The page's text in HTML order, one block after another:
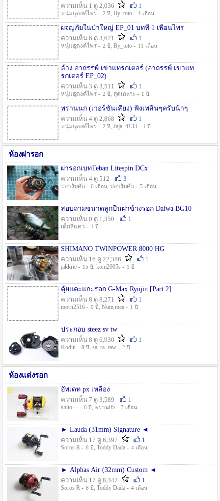
ความเห็น 1 ดู 2,036
1
หนุ่มธุดงค์ไพร - 2 ปี , By_toto - 4 เดือน
ผจญภัยในป่าใหญ่ EP_01 บทที่ 1 เพื่อนไพร
ความเห็น 6 ดู 3,671
1
หนุ่มธุดงค์ไพร - 2 ปี , By_toto - 11 เดือน
ล้าง อาถรรพ์ เขาแทรกเตอร์ (อาถรรพ์ เขาแท
รกเตอร์ EP_02)
ความเห็น 3 ดู 3,511
1
หนุ่มธุดงค์ไพร - 2 ปี , สุดเกะกะ - 1 ปี
พรานนก (เวอร์ชั่นเสียง) ฟังเพลินๆครับน้าๆ
ความเห็น 4 ดู 2,868
1
หนุ่มธุดงค์ไพร - 2 ปี , Jaja_4133 - 1 ปี
ห้องผ่ารอก
ผ่ารอกเบทTeban Litespin DCx
ความเห็น 4 ดู 512
3
ปลางับคับ - 6 เดือน, ปลางับคับ - 5 เดือน
สอบถามขนาดลูกปืนฝาข้างรอก Daiwa BG10
ความเห็น 0 ดู 1,350
1
เด็กสี่แคว - 1 ปี
SHIMANO TWINPOWER 8000 HG
ความเห็น 16 ดู 22,386
1
jakkrie - 15 ปี , kom2005s - 1 ปี
คุ้ยแคะแกะรอก G-Max Ryujin [Part.2]
ความเห็น 8 ดู 8,271
1
morn2516 - 9 ปี , Num mea - 1 ปี
ประกอบ steez sv tw
ความเห็น 8 ดู 6,930
1
Kodin - 8 ปี , sa_ra_raw - 2 ปี
ห้องแต่งรอก
อัพเดท px เหลือง
ความเห็น 7 ดู 3,589
1
shito--- - 6 ปี , พราน05 - 3 เดือน
► Lauda (31mm) Signature ◄
ความเห็น 17 ดู 6,397
1
Soros R - 8 ปี , Toddy Dada - 4 เดือน
► Alphas Air (32mm) Custom ◄
ความเห็น 17 ดู 8,347
1
Soros R - 8 ปี , Toddy Dada - 4 เดือน